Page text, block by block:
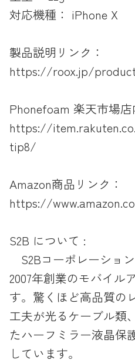
対応機種： iPhone X
製品説明リンク：
https://roox.jp/
Phonefoam 楽天市場
https://
tip8/
Amazon商品リンク：
https://
S2B について :
S2Bコーポレーショ
2007年創業のモバイル
す。驚くほど高品質の
工夫が光るケーブル類
たハーフミラー液晶保
しています。